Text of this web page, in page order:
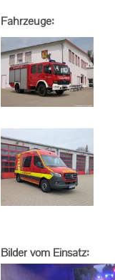
Fahrzeuge:
Bilder vom Einsatz: